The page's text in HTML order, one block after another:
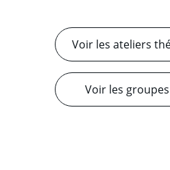
Voir les ateliers
Voir les